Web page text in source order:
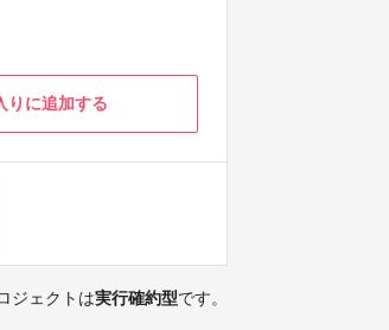
りに追加する
ジェクトは実行確約型です。